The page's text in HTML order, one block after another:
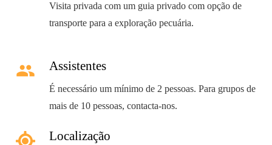
Visita privada com um guia privado com opção de
transporte para a exploração pecuária.
people Assistentes
É necessário um mínimo de 2 pessoas. Para grupos de
mais de 10 pessoas, contacta-nos.
Localização